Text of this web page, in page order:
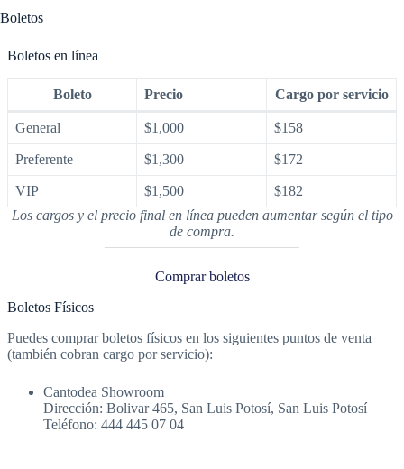
Boletos
Boletos en línea
Boleto Precio Cargo por servicio
General $1,000 $158
Preferente $1,300 $172
VIP $1,500
$182
Los cargos y el precio final en línea pueden aumentar según el tipo
de compra.
Comprar boletos
Boletos Físicos
Puedes comprar boletos físicos en los siguientes puntos de venta
(también cobran cargo por servicio):
Cantodea Showroom
Dirección: Bolivar 465, San Luis Potosí, San Luis Potosí
Teléfono: 444 445 07 04